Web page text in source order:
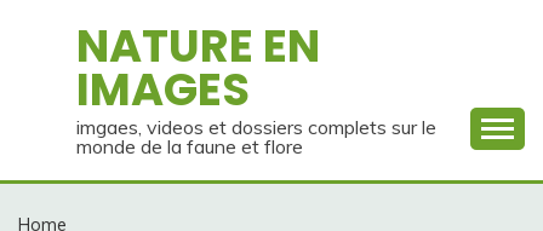
NATURE EN
IMAGES
imgaes, videos et dossiers complets sur le
monde de la faune et flore
Home